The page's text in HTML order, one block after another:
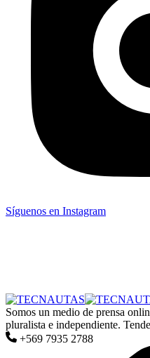
Síguenos en Instagram
Somos un medio de prensa
pluralista e independiente.
+569 7935 2788